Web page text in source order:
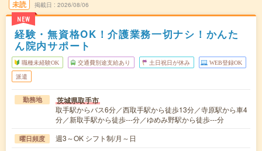
未読
NEW
掲載日 2026/08/06
経験・無資格OK！介護業務一切ナシ！かんた
ん院内サポート
職種未経験OK 交通費別途支給あり 土日祝日が休み WEB登録OK
派遣
勤務地 茨城県取手市
取手駅からバス6分／西取手駅から徒歩13分／寺原駅から車4
分／新取手駅から徒歩---分／ゆめみ野駅から徒歩---分
曜日頻度 週3～OK シフト制/月～日